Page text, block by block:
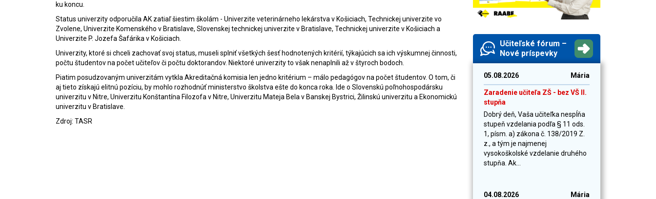
ku koncu.
Status univerzity odporučila AK zatiaľ šiestim školám - Univerzite veterinárneho lekárstva v Košiciach, Technickej univerzite vo
Zvolene, Univerzite Komenského v Bratislave, Slovenskej technickej univerzite v Bratislave, Technickej univerzite v Košiciach a
Univerzite P. Jozefa Šafárika v Košiciach.
Univerzity, ktoré si chceli zachovať svoj status, museli splniť všetkých šesť hodnotených kritérií, týkajúcich sa ich výskumnej činnosti,
počtu študentov na počet učiteľov či počtu doktorandov. Niektoré univerzity to však nenaplnili až v štyroch bodoch.
Piatim posudzovaným univerzitám vytkla Akreditačná komisia len jedno kritérium – málo pedagógov na počet študentov. O tom, či
aj tieto získajú elitnú pozíciu, by mohlo rozhodnúť ministerstvo školstva ešte do konca roka. Ide o Slovenskú poľnohospodársku
univerzitu v Nitre, Univerzitu Konštantína Filozofa v Nitre, Univerzitu Mateja Bela v Banskej Bystrici, Žilinskú univerzitu a Ekonomickú
univerzitu v Bratislave.
Zdroj: TASR
Učiteľské fórum –
Nové príspevky
05.08.2026 Mária
Zaradenie učiteľa ZŠ - bez VŠ II.
stupňa
Dobrý deň, Vaša učiteľka nespĺňa
stupeň vzdelania podľa § 11 ods.
1, písm. a) zákona č. 138/2019 Z.
z., a tým je najmenej
vysokoškolské vzdelanie druhého
stupňa. Ak...
04.08.2026 Mária